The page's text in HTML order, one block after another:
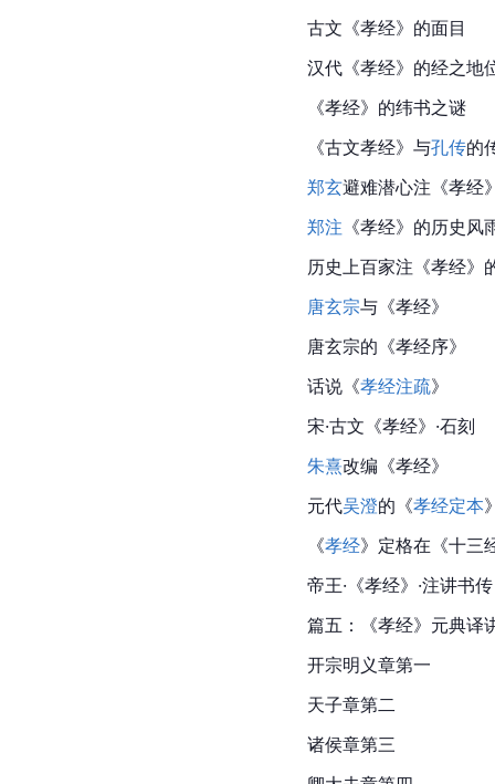
古文《孝经》的面目
汉代《孝经》的经之地
《孝经》的纬书之谜
《古文孝经》与孔传的
郑玄避难潜心注《孝经
郑注 《孝经》的历史风
历史上百家注《孝经》
唐玄宗与《孝经》
唐玄宗的《孝经序》
话说《孝经注疏》
宋·古文《孝经》·石刻
朱熹改编《孝经》
元代吴澄的《孝经定本
《孝经》定格在《十三
帝王·《孝经》·注讲书传
篇五：《孝经》元典译
开宗明义章第一
天子章第二
诸侯章第三